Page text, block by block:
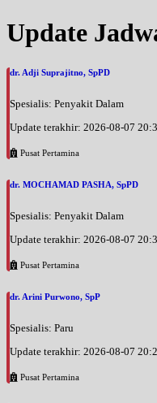
Update
dr. Adji Suprajitno, SpPD
Spesialis: Penyakit Dalam
Update terakhir: 2026-08-07
Pusat Pertamina
dr. MOCHAMAD PASHA, SpPD
Spesialis: Penyakit Dalam
Update terakhir: 2026-08-07
Pusat Pertamina
dr. Arini Purwono, SpP
Spesialis: Paru
Update terakhir: 2026-08-07
Pusat Pertamina